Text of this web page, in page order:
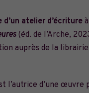
atelier d’écriture
(éd. de l’Arche,
auprès de la
l’autrice d’une